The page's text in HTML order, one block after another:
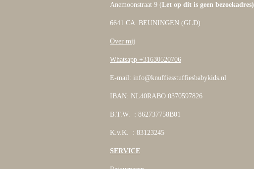
Anemoonstraat 9 (Let op dit is geen bezoekadres)
6641 CA BEUNINGEN (GLD)
Over mij
Whatsapp +31630520706
E-mail: info@knuffiesstuffiesbabykids.nl
IBAN: NL40RABO 0370597826
B.T.W. : 862737758B01
K.v.K. : 83123245
SERVICE